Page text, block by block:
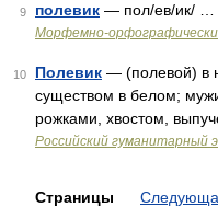
9 полевик — пол/ев/ик/ …
Морфемно-
10 Полевик — (полевой) в
существом в белом;
рожками, хвостом,
Российский гуманитарный
Страницы